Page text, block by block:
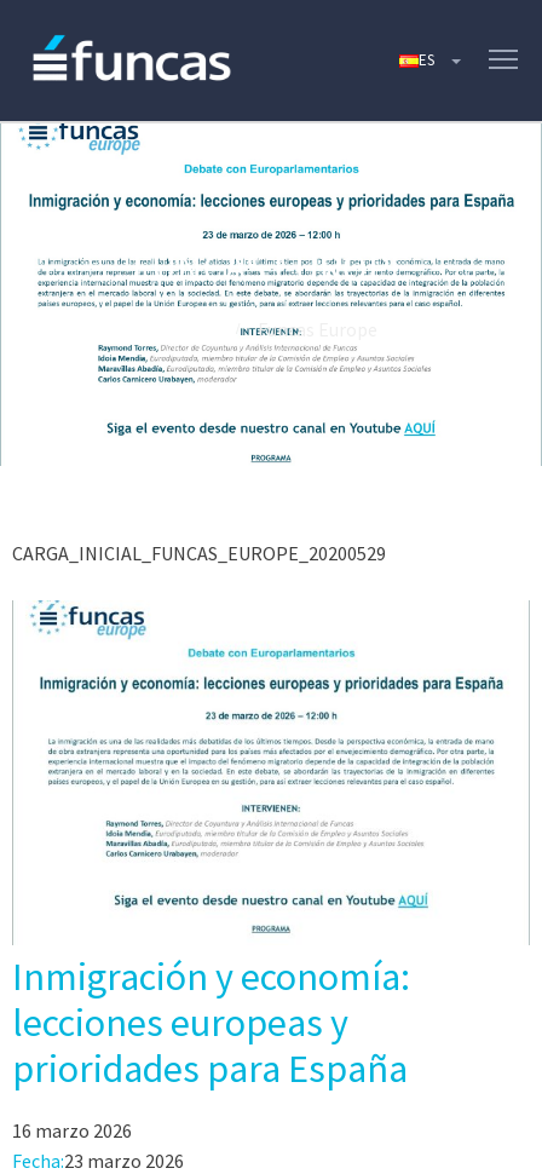
FUNCAS EUROPE
Funcas Europe
CARGA_INICIAL_FUNCAS_EUROPE_20200529
Inmigración y economía:
lecciones europeas y
prioridades para España
16 marzo 2026
Fecha:23 marzo 2026